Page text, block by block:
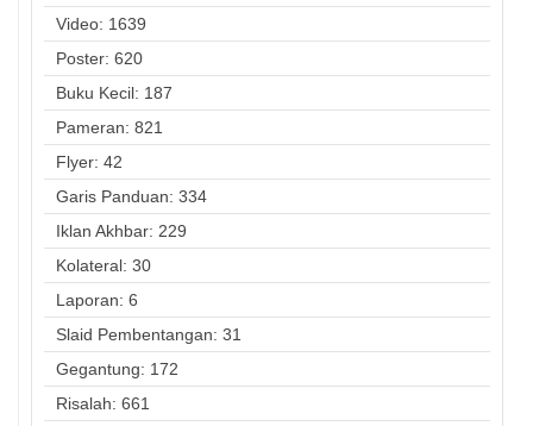
Video: 1639
Poster: 620
Buku Kecil: 187
Pameran: 821
Flyer: 42
Garis Panduan: 334
Iklan Akhbar: 229
Kolateral: 30
Laporan: 6
Slaid Pembentangan: 31
Gegantung: 172
Risalah: 661